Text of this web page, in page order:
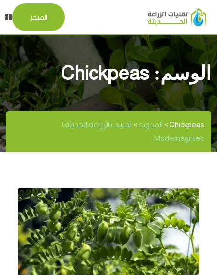
المتجر
الوسم:Chickpeas
Chickpeas
> المدونة> تقنيات الزراعة الحديثة |
Modernagritec